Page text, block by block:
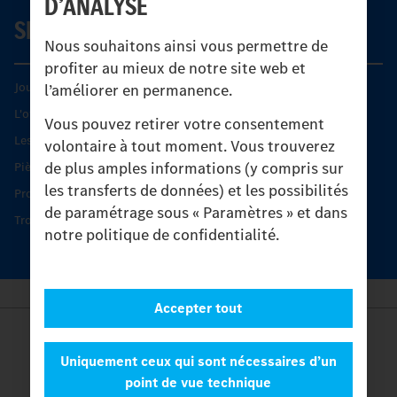
Nous souhaitons ainsi vous permettre de
profiter au mieux de notre site web et
l’améliorer en permanence.
Vous pouvez retirer votre consentement
volontaire à tout moment. Vous trouverez
de plus amples informations (y compris sur
les transferts de données) et les possibilités
de paramétrage sous « Paramètres » et dans
notre politique de confidentialité.
Uniquement ceux qui sont nécessaires d’un
point de vue technique
Accepter tout
SERVICE
Journées diagnostic Technique S.A.V Unimog
L'offre de services Unimog
Les produits phares
Pièces d’origine
Protection et maintien de la valeur
Trouver un partenaire
Provider
Legal Notice
Contact